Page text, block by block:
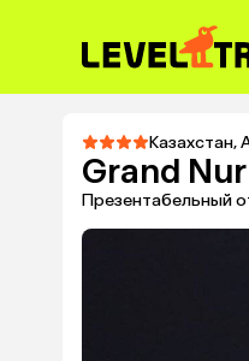
Казахстан,
Grand
Презентабельный